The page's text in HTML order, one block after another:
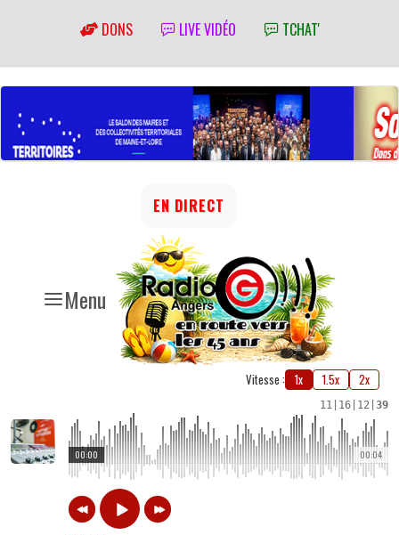
DONS LIVE VIDÉO TCHAT'
Menu
EN DIRECT
Vitesse : 1x 1.5x 2x
11 16 12 39
00:04
00:00